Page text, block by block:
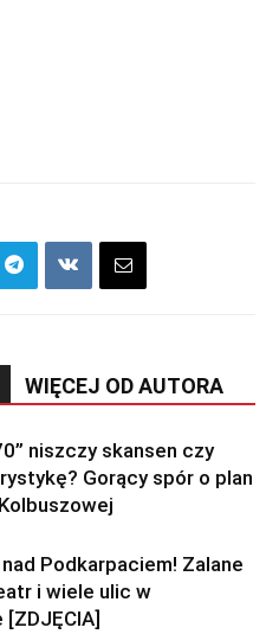
WIĘCEJ OD AUTORA
niszczy skansen czy
Gorący spór o plan
nad Podkarpaciem! Zalane
i wiele ulic w